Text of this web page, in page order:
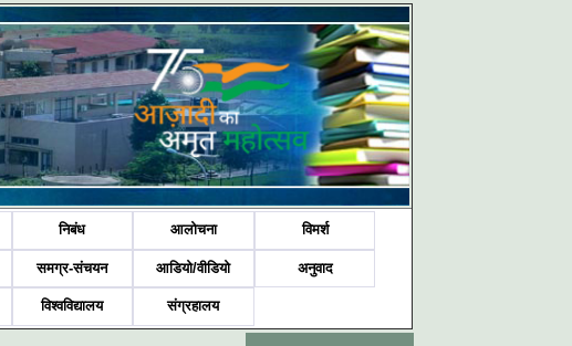
निबंध आलोचना विमर्श
समग्र-संचयन आडियो/वीडियो अनुवाद
विश्वविद्यालय संग्रहालय